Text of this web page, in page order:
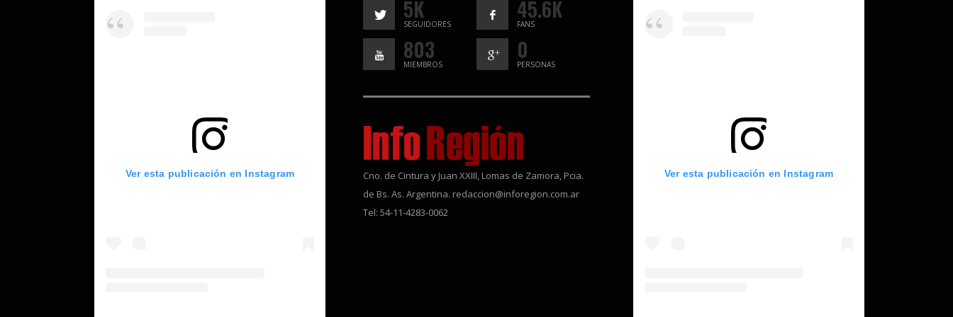
Ver esta publicación en Instagram
5K
SEGUIDORES
45.6K
FANS
803
MIEMBROS
0
PERSONAS
Cno. de Cintura y Juan XXIII, Lomas de Zamora, Pcia.
de Bs. As. Argentina. redaccion@inforegion.com.ar
Tel: 54-11-4283-0062
Ver esta publicación en Instagram